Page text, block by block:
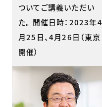
ついてご講義いただい
た。 開催日時：2023年4
月25日、4月26日（東京
開催）